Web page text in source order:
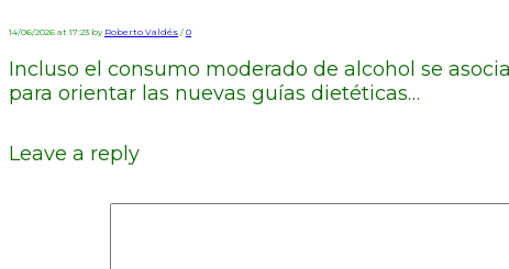
14/06/2026 at 17:23 by Roberto Valdés / 0
Incluso el consumo moderado de alcohol se
para orientar las nuevas guías dietéticas…
Leave a reply